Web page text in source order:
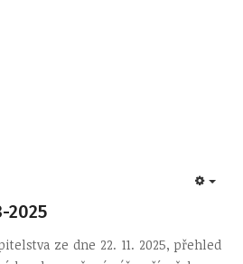
2025
ze dne 22. 11. 2025, přehled